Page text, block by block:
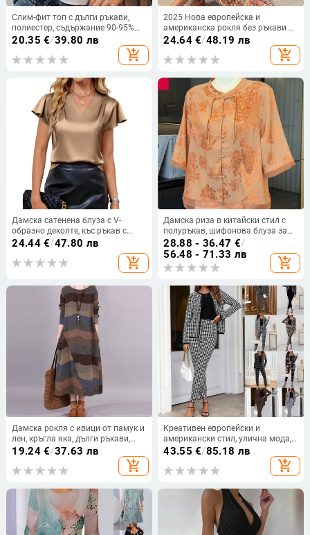
Слим-фит топ с дълги ръкави,
полиестер, съдържание 90-95%
полиестер, секси стил, зима 2024
20.35 €/39.80 лв
add_shopping_cart
2025 Нова европейска и
американска рокля без ръкави с
кръгло деколте и трансграничен
щампован щампован празничен
щампован ...
24.64€/48.19 лв
add_shopping_cart
Дамска сатенена блуза с V-
образно деколте, къс ръкав с
лотосов лист, свободна кройка,
24.44€/47.80 лв
add_shopping_cart
Дамска риза в китайски стил с
полуръкав, шифонова блуза за
жени в средна възраст, летен
модел 2026
28.88 - 36.47 €/
56.48 - 71.33 лв
add_shopping_cart
Дамска рокля с ивици от памук и
лен, кръгла яка, дълги ръкави,
междинна дължина
19.24€/37.63 лв
add_shopping_cart
Креативен европейски и
американски стил, улична мода,
дамски, есенно-зимни, жилетка,
двукомпонентен костюм, дамски,
43.55 €/85.18 лв
add_shopping_cart